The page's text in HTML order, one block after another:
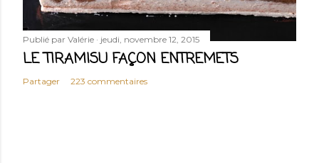
Publié par Valérie jeudi, novembre 12, 2015
LE TIRAMISU FAÇON ENTREMETS
Partager 223 commentaires